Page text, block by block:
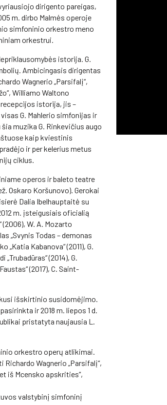
dirigento pareigas,
m. dirbo Malmės operoje
simfoninio orkestro meno
orkestrui.
istorija. G.
Ambicingasis dirigentas
Wagnerio „Parsifalį“,
Williamo Waltono
istorija, jis –
G. Mahlerio simfonijas ir
muzika G. Rinkevičius augo
kaip kviestinis
ir per kelerius metus
ciklus.
operos ir baleto teatre
Oskaro Koršunovo). Gerokai
Dalia Ibelhauptaitė su
m. įsteigusiais oficialią
(2006), W. A. Mozarto
„Svynis Todas – demonas
„Katia Kabanova“ (2011), G.
„Trubadūras“ (2014), G.
(2017), C. Saint-
išskirtinio susidomėjimo.
ir 2018 m. liepos 1 d.
pristatyta naujausia L.
orkestro operų atlikimai.
Wagnerio „Parsifalį“,
iš Mcensko apskrities“,
valstybinį simfoninį